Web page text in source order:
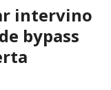
intervino
bypass